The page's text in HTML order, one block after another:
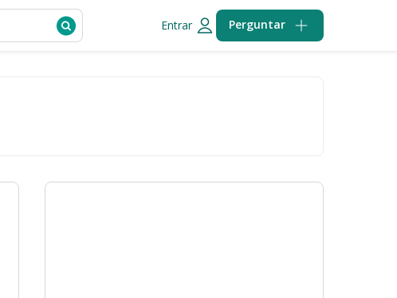
Entrar Perguntar